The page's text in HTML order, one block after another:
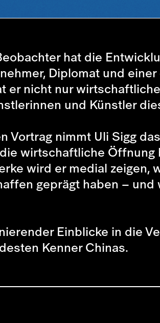
hat die
Diplomat und
er nicht nur
und Künstler
Vortrag nimmt Uli Sigg
wirtschaftliche
wird er medial
geprägt haben –
Einblicke in die
Kenner Chinas.